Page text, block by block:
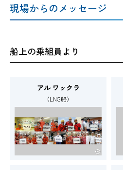
現場からのメッセージ
船上の乗組員より
アル ワックラ
（LNG船）